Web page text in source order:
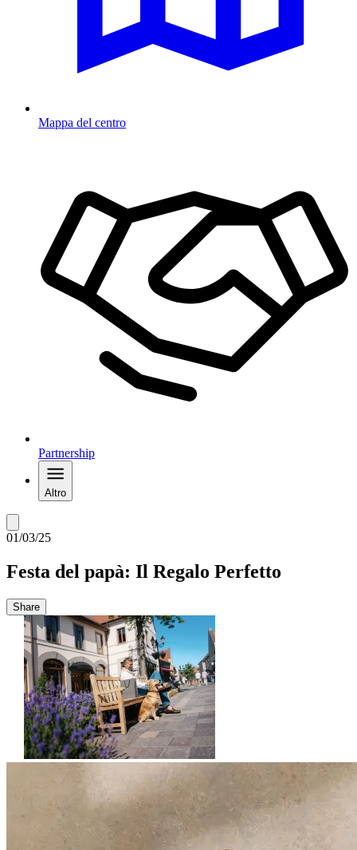
Mappa del centro
Partnership
Altro
01/03/25
Festa del papà: Il Regalo Perfetto
Share